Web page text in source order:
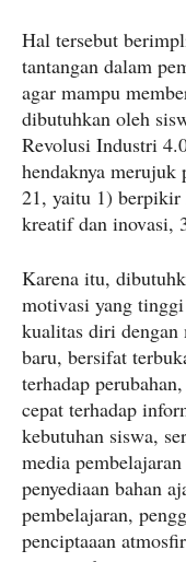
Hal tersebut
tantangan dalam
agar mampu
dibutuhkan oleh
Revolusi Industri
hendaknya merujuk
21, yaitu 1) berpikir
kreatif dan inovasi,
Karena itu,
motivasi yang
kualitas diri dengan
baru, bersifat
terhadap
cepat terhadap
kebutuhan siswa,
media
penyediaan bahan
pembelajaran,
penciptaaan